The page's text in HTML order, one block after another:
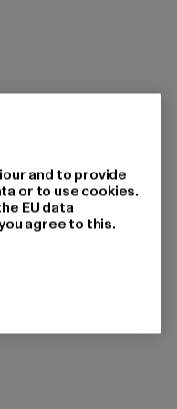
and to provide
or to use cookies.
EU data
agree to this.